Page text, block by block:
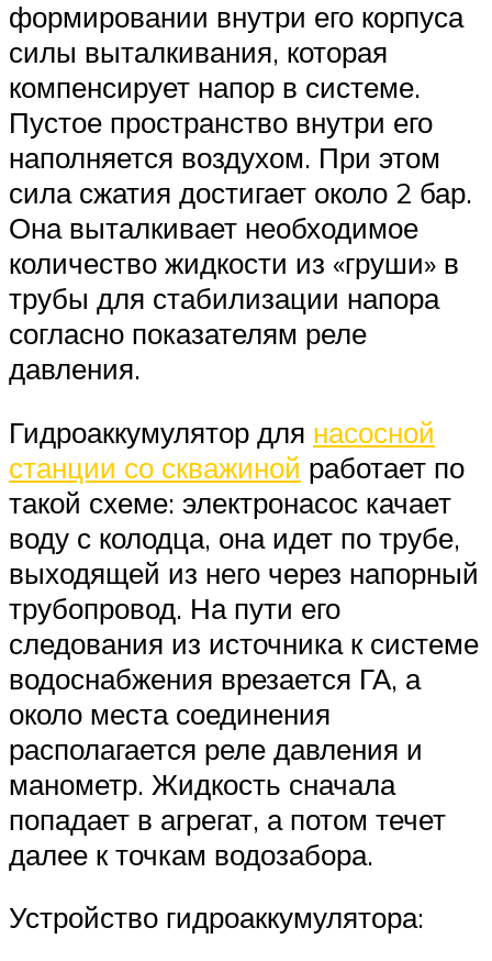
формировании внутри его корпуса
силы выталкивания, которая
компенсирует напор в системе.
Пустое пространство внутри его
наполняется воздухом. При этом
сила сжатия достигает около 2 бар.
Она выталкивает необходимое
количество жидкости из «груши» в
трубы для стабилизации напора
согласно показателям реле
давления.
Гидроаккумулятор для насосной
станции со скважиной работает по
такой схеме: электронасос качает
воду с колодца, она идет по трубе,
выходящей из него через напорный
трубопровод. На пути его
следования из источника к системе
водоснабжения врезается ГА, а
около места соединения
располагается реле давления и
манометр. Жидкость сначала
попадает в агрегат, а потом течет
далее к точкам водозабора.
Устройство гидроаккумулятора: